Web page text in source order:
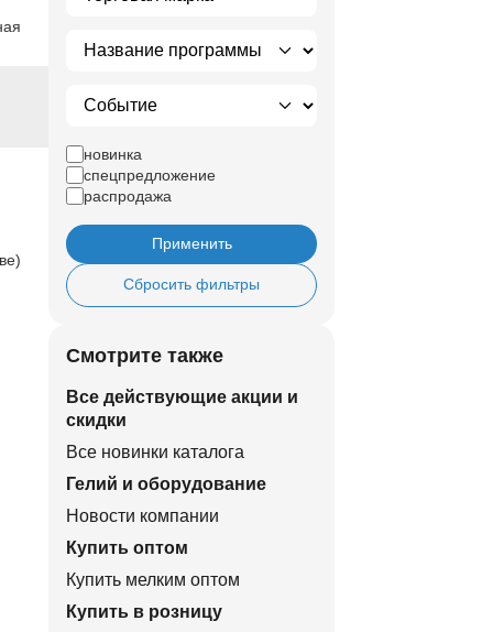
новинка
спецпредложение
распродажа
Применить
Сбросить фильтры
Смотрите также
Все действующие акции и
скидки
Все новинки каталога
Гелий и оборудование
Новости компании
Купить оптом
Купить мелким оптом
Купить в розницу